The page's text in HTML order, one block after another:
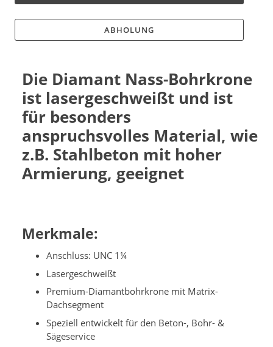
ABHOLUNG
Die Diamant Nass-Bohrkrone
ist lasergeschweißt und ist
für besonders
anspruchsvolles Material, wie
z.B. Stahlbeton mit hoher
Armierung, geeignet
Merkmale:
Anschluss: UNC 1¼
Lasergeschweißt
Premium-Diamantbohrkrone mit Matrix-
Dachsegment
Speziell entwickelt für den Beton-, Bohr- &
Sägeservice